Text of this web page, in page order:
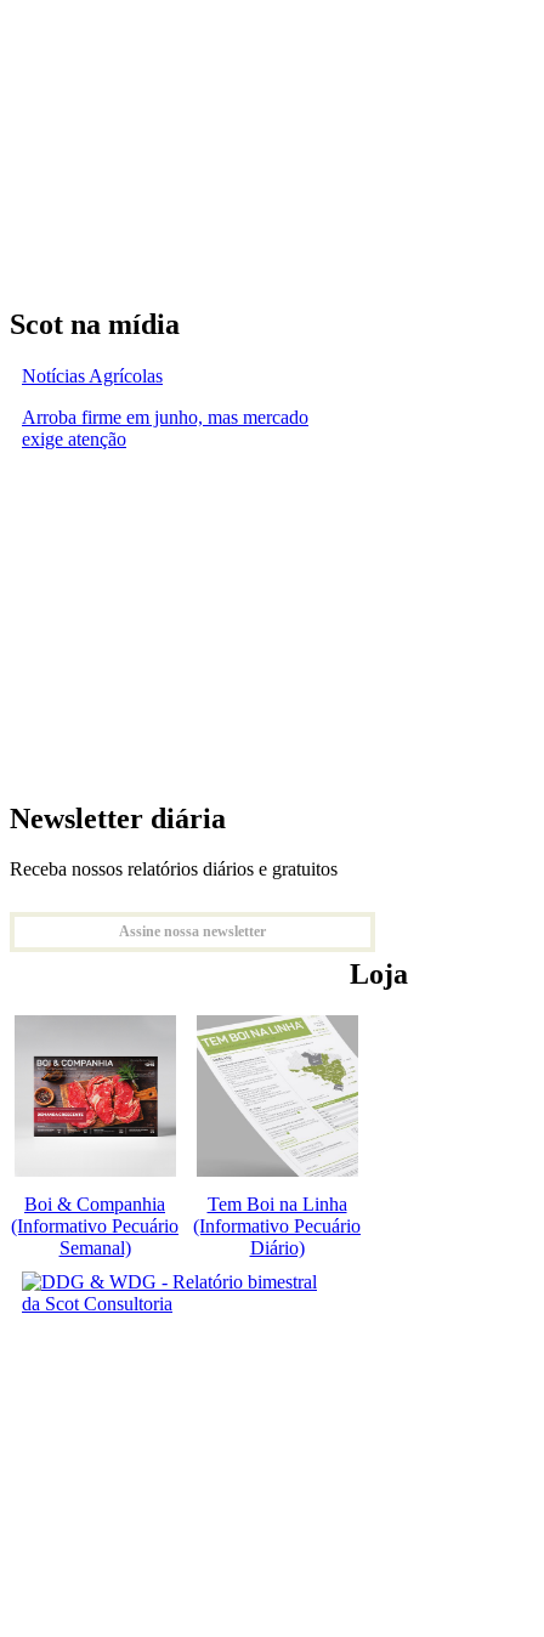
Scot na mídia
Notícias Agrícolas
Arroba firme em junho, mas mercado
exige atenção
Newsletter diária
Receba nossos relatórios diários e gratuitos
Assine nossa newsletter
Loja
Boi & Companhia
(Informativo Pecuário
Semanal)
Tem Boi na Linha
(Informativo Pecuário
Diário)